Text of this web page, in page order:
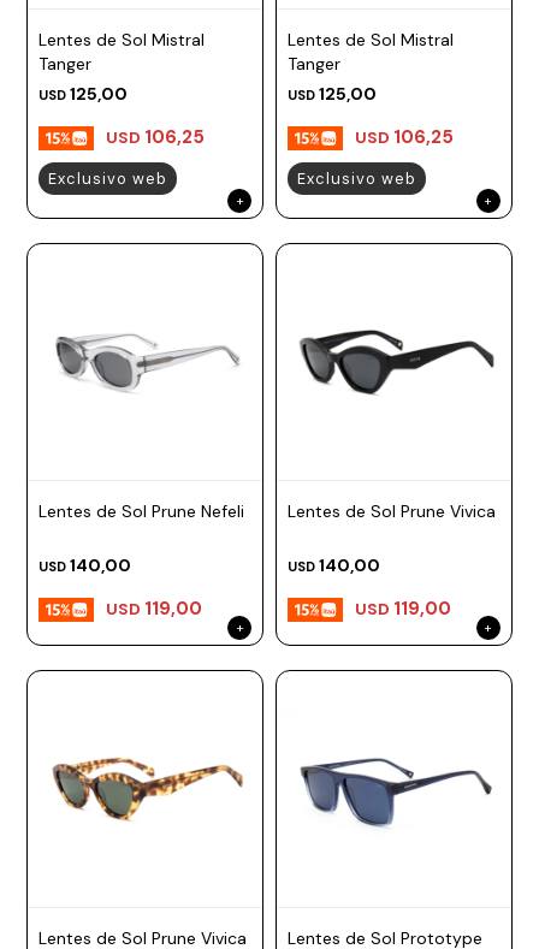
Lentes de Sol Mistral
Tanger
USD 125,00
USD 106,25
Exclusivo web
Lentes de Sol Mistral
Tanger
USD 125,00
USD 106,25
Exclusivo web
Lentes de Sol Prune Nefeli
USD 140,00
USD 119,00
Lentes de Sol Prune Vivica
USD 140,00
USD 119,00
Lentes de Sol Prune Vivica Lentes de Sol Prototype